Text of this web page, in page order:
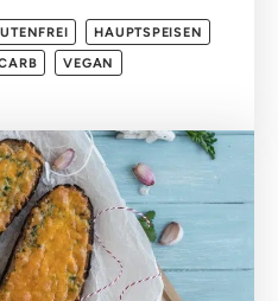
HAUPTSPEISEN
VEGAN